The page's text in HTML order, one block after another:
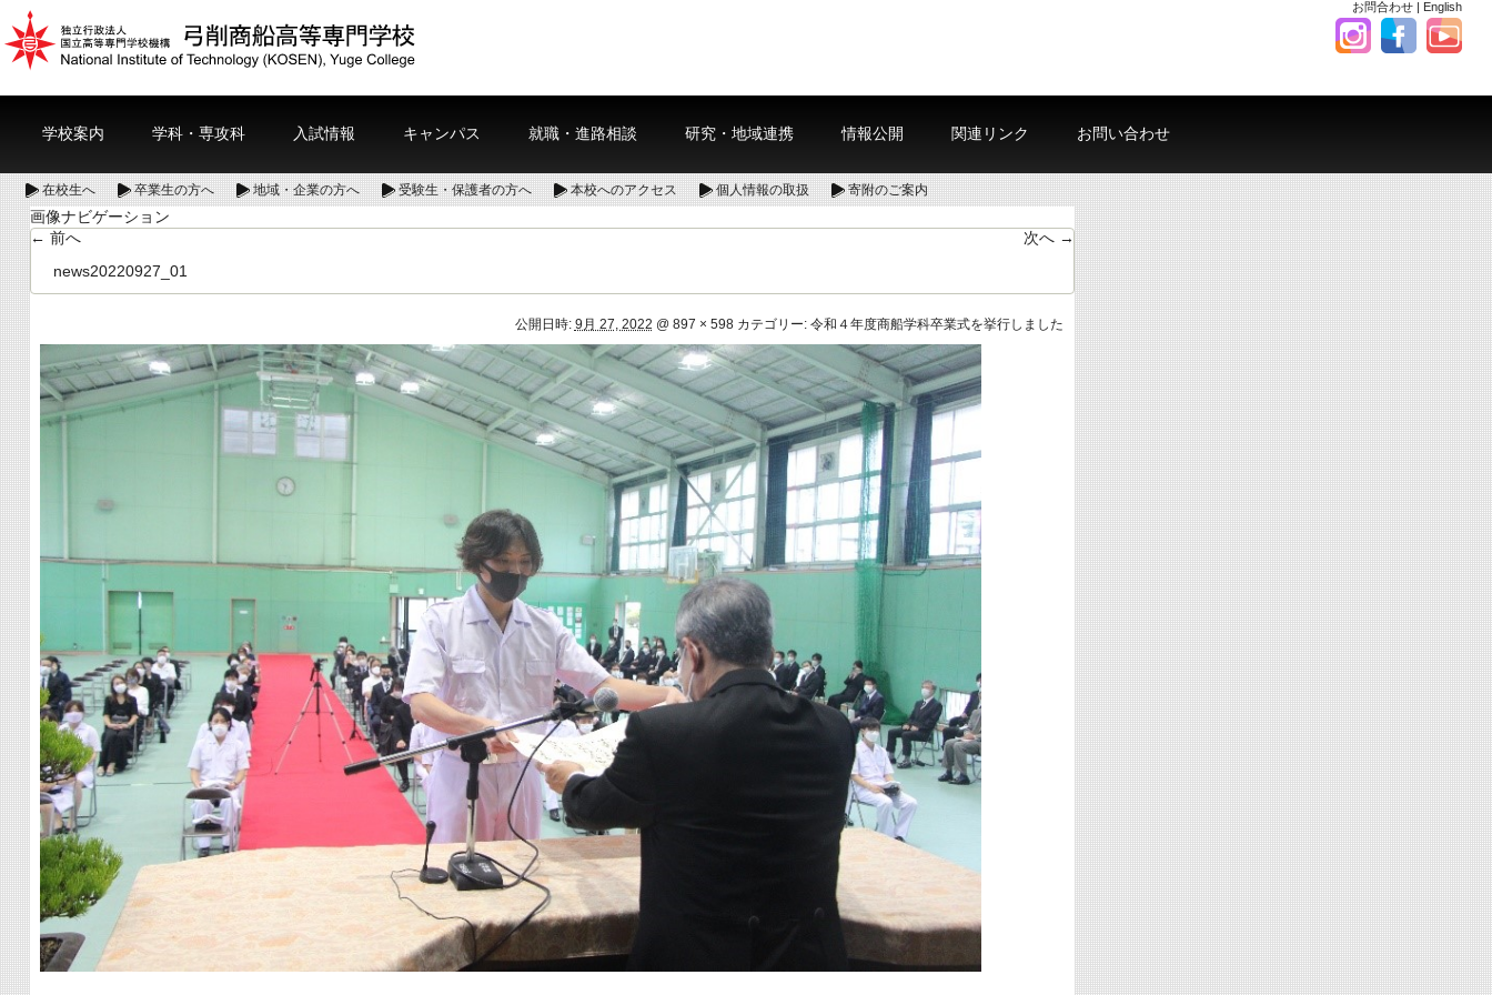
お問合わせ | English
学校案内 学科・専攻科 入試情報 キャンパス 就職・進路相談 研究・地域連携 情報公開 関連リンク お問い合わせ
在校生へ 卒業生の方へ 地域・企業の方へ 受験生・保護者の方へ 本校へのアクセス 個人情報の取扱 寄附のご案内
画像ナビゲーション
← 前へ
次へ →
news20220927_01
公開日時: 9月 27, 2022 @ 897 × 598カテゴリー: 令和４年度商船学科卒業式を挙行しました